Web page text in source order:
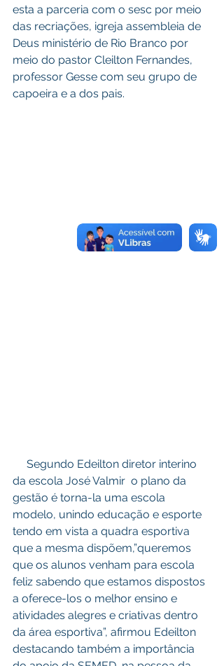
esta a parceria com o sesc por meio
das recriações, igreja assembleia de
Deus ministério de Rio Branco por
meio do pastor Cleilton Fernandes,
professor Gesse com seu grupo de
capoeira e a dos pais.
da escola José Valmir  o plano da
gestão é torna-la uma escola
modelo, unindo educação e esporte
tendo em vista a quadra esportiva
que a mesma dispõem,”queremos
que os alunos venham para escola
feliz sabendo que estamos dispostos
a oferece-los o melhor ensino e
atividades alegres e criativas dentro
da área esportiva”, afirmou Edeilton
destacando também a importância